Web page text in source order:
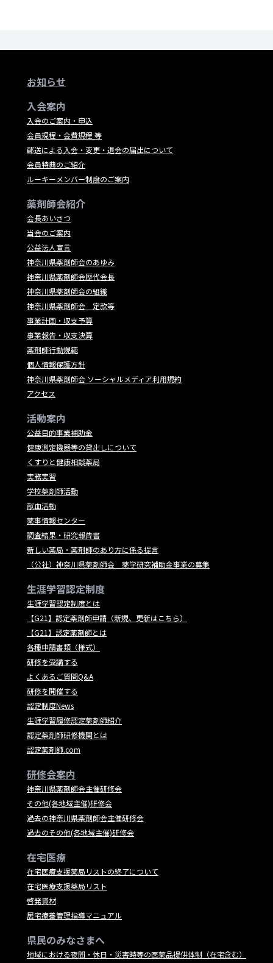
お知らせ
入会案内
入会のご案内・申込
会員規程・会費規程 等
郵送による入会・変更・退会の届出について
会員特典のご紹介
ルーキーメンバー制度のご案内
薬剤師会紹介
会長あいさつ
当会のご案内
公益法人宣言
神奈川県薬剤師会のあゆみ
神奈川県薬剤師会歴代会長
神奈川県薬剤師会の組織
神奈川県薬剤師会 定款等
事業計画・収支予算
事業報告・収支決算
薬剤師行動規範
個人情報保護方針
神奈川県薬剤師会 ソーシャルメディア利用規約
アクセス
活動案内
公益目的事業補助金
健康測定機器等の貸出しについて
くすりと健康相談薬局
実務実習
学校薬剤師活動
献血活動
薬事情報センター
調査結果・研究報告書
新しい薬局・薬剤師のあり方に係る提言
（公社）神奈川県薬剤師会 薬学研究補助金事業の募集
生涯学習認定制度
生涯学習認定制度とは
【G21】認定薬剤師申請（新規、更新はこちら）
【G21】認定薬剤師とは
各種申請書類（様式）
研修を受講する
よくあるご質問Q&A
研修を開催する
認定制度News
生涯学習履修認定薬剤師紹介
認定薬剤師研修機関とは
認定薬剤師.com
研修会案内
神奈川県薬剤師会主催研修会
その他(各地域主催)研修会
過去の神奈川県薬剤師会主催研修会
過去のその他(各地域主催)研修会
在宅医療
在宅医療支援薬局リストの終了について
在宅医療支援薬局リスト
啓発資材
居宅療養管理指導マニュアル
県民のみなさまへ
地域における夜間・休日・災害時等の医薬品提供体制（在宅含む）